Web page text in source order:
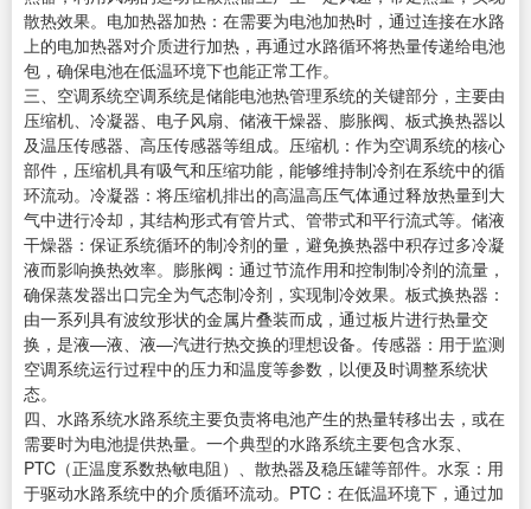
散热效果。电加热器加热：在需要为电池加热时，通过连接在水路
上的电加热器对介质进行加热，再通过水路循环将热量传递给电池
包，确保电池在低温环境下也能正常工作。
三、空调系统空调系统是储能电池热管理系统的关键部分，主要由
压缩机、冷凝器、电子风扇、储液干燥器、膨胀阀、板式换热器以
及温压传感器、高压传感器等组成。压缩机：作为空调系统的核心
部件，压缩机具有吸气和压缩功能，能够维持制冷剂在系统中的循
环流动。冷凝器：将压缩机排出的高温高压气体通过释放热量到大
气中进行冷却，其结构形式有管片式、管带式和平行流式等。储液
干燥器：保证系统循环的制冷剂的量，避免换热器中积存过多冷凝
液而影响换热效率。膨胀阀：通过节流作用和控制制冷剂的流量，
确保蒸发器出口完全为气态制冷剂，实现制冷效果。板式换热器：
由一系列具有波纹形状的金属片叠装而成，通过板片进行热量交
换，是液—液、液—汽进行热交换的理想设备。传感器：用于监测
空调系统运行过程中的压力和温度等参数，以便及时调整系统状
态。
四、水路系统水路系统主要负责将电池产生的热量转移出去，或在
需要时为电池提供热量。一个典型的水路系统主要包含水泵、
PTC（正温度系数热敏电阻）、散热器及稳压罐等部件。水泵：用
于驱动水路系统中的介质循环流动。PTC：在低温环境下，通过加